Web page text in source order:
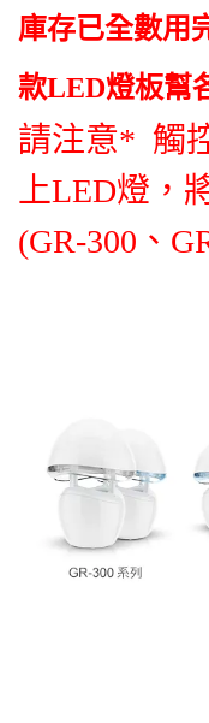
庫存已全數用
款LED燈板幫
請注意* 觸
上LED燈，
(GR-300、